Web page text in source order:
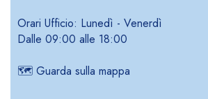
Orari Ufficio: Lunedì - Venerdì
Dalle 09:00 alle 18:00
🗺️ Guarda sulla mappa